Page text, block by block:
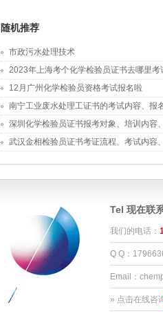
随机推荐
市政污水处理技术
2023年上海考个化学检验员证书去哪里考
12月广州化学检验员资格考试报名啦
南宁工业废水处理工证书的考试内容、报
深圳化学检验员证书报考对象、培训内容
武汉金相检验员证书考证流程、考试内容
Tel 现在联
我们的电话：
Q Q：
Email：
» 点击在线咨